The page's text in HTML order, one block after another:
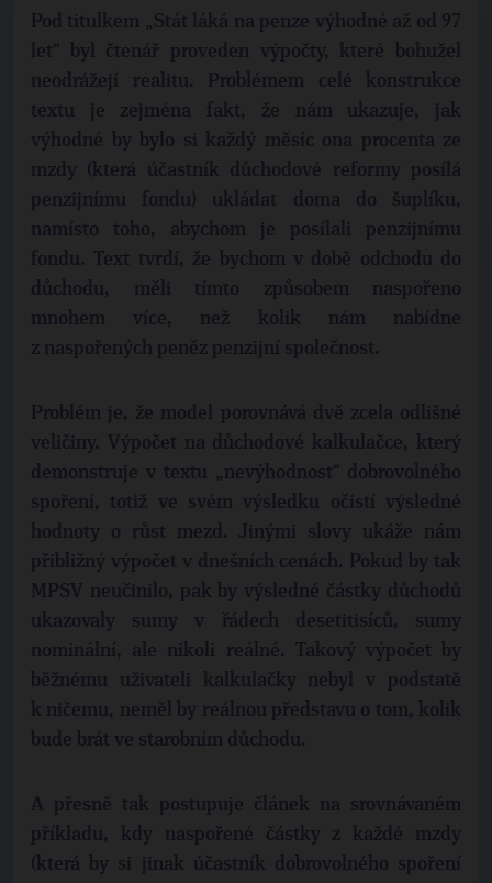
Pod titulkem „Stát láká na penze výhodné až od 97
let“ byl čtenář proveden výpočty, které bohužel
neodrážejí realitu. Problémem celé konstrukce
textu je zejména fakt, že nám ukazuje, jak
výhodné by bylo si každý měsíc ona procenta ze
mzdy (která účastník důchodové reformy posílá
penzijnímu fondu) ukládat doma do šuplíku,
namísto toho, abychom je posílali penzijnímu
fondu. Text tvrdí, že bychom v době odchodu do
důchodu, měli tímto způsobem naspořeno
mnohem více, než kolik nám nabídne
z naspořených peněz penzijní společnost.
Problém je, že model porovnává dvě zcela odlišné
veličiny. Výpočet na důchodové kalkulačce, který
demonstruje v textu „nevýhodnost“ dobrovolného
spoření, totiž ve svém výsledku očistí výsledné
hodnoty o růst mezd. Jinými slovy ukáže nám
přibližný výpočet v dnešních cenách. Pokud by tak
MPSV neučinilo, pak by výsledné částky důchodů
ukazovaly sumy v řádech desetitisíců, sumy
nominální, ale nikoli reálné. Takový výpočet by
běžnému uživateli kalkulačky nebyl v podstatě
k ničemu, neměl by reálnou představu o tom, kolik
bude brát ve starobním důchodu.
A přesně tak postupuje článek na srovnávaném
příkladu, kdy naspořené částky z každé mzdy
(která by si jinak účastník dobrovolného spoření